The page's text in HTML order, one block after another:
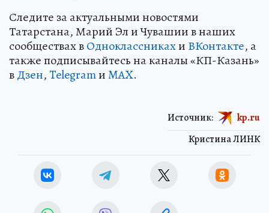
Следите за актуальными новостями
Татарстана, Марий Эл и Чувашии в наших
сообществах вОдноклассникахи ВКонтакте, а
также подписывайтесь на каналы «КП-Казань»
вДзен,TelegramиMAX.
Кристина ЛИНК
Источник: kp.ru